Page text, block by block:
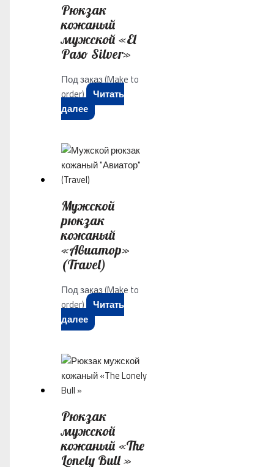
Рюкзак
кожаный
мужской «El
Paso Silver»
Под заказ (Make to
order) Читать
далее
Мужской
рюкзак
кожаный
«Авиатор»
(Travel)
Под заказ (Make to
order) Читать
далее
Рюкзак
мужской
кожаный «The
Lonely Bull »